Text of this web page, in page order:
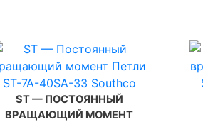
ST — ПОСТОЯННЫЙ
ВРАЩАЮЩИЙ МОМЕНТ